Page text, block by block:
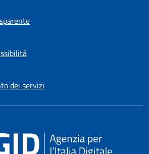
dei servizi